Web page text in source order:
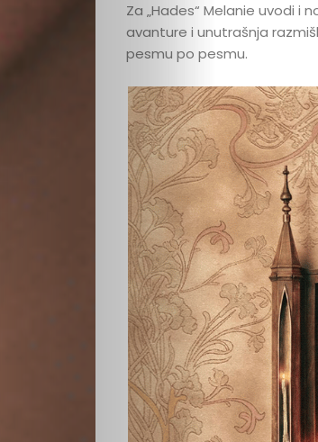
Za „Hades“ Melanie uvodi i
avanture i unutrašnja
pesmu po pesmu.